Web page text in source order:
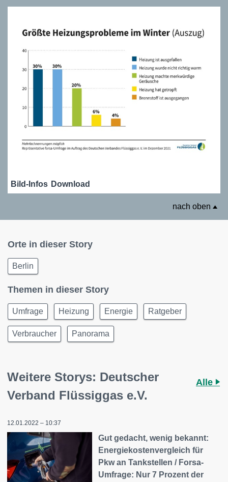
Bild-Infos Download
nach oben
Orte in dieser Story
Berlin
Themen in dieser Story
Umfrage Heizung Energie Ratgeber
Verbraucher Panorama
Weitere Storys: Deutscher
Verband Flüssiggas e.V.
Alle
12.01.2022 – 10:37
Gut gedacht, wenig bekannt:
Energiekostenvergleich für
Pkw an Tankstellen / Forsa-
Umfrage: Nur 7 Prozent der